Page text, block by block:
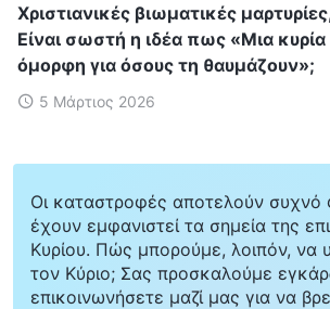
Χριστιανικές βιωματικές
Είναι σωστή η ιδέα πως «Μια κυρία
όμορφη για όσους τη θαυμάζουν»;
5 Μάρτιος 2026
Οι καταστροφές αποτελούν συχνό
έχουν εμφανιστεί τα σημεία της
Κυρίου. Πώς μπορούμε, λοιπόν, να
τον Κύριο; Σας προσκαλούμε
επικοινωνήσετε μαζί μας για να